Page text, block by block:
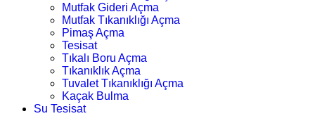
Mutfak Gideri Açma
Mutfak Tıkanıklığı Açma
Pimaş Açma
Tesisat
Tıkalı Boru Açma
Tıkanıklık Açma
Tuvalet Tıkanıklığı Açma
Kaçak Bulma
Su Tesisat